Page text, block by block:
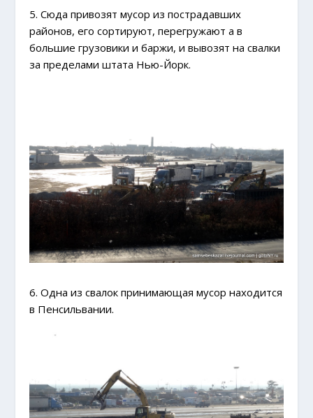
5. Сюда привозят мусор из пострадавших
районов, его сортируют, перегружают а в
большие грузовики и баржи, и вывозят на свалки
за пределами штата Нью-Йорк.
6. Одна из свалок принимающая мусор находится
в Пенсильвании.